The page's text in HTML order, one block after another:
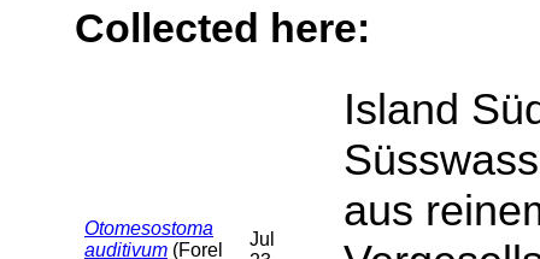
Collected here:
Otomesostoma
auditivum (Forel
Jul
Island
aus